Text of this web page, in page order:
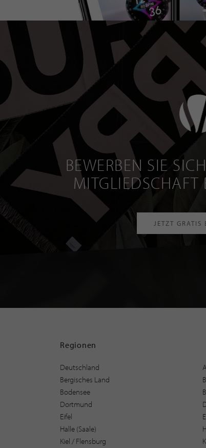
BEWERBEN SIE
MITGLIEDSCHAFT
JETZT GRATIS
Regionen
Deutschland
Bergisches Land
Bodensee
Dortmund
Eifel
Halle (Saale)
Kiel / Flensburg